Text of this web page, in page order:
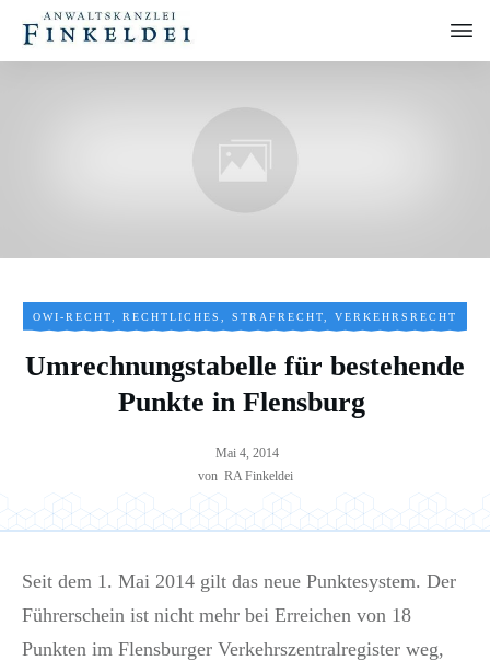
OWI-RECHT RECHTLICHES STRAFRECHT VERKEHRSRECHT
Umrechnungstabelle für bestehende
Punkte in Flensburg
Mai 4, 2014
von RA Finkeldei
Seit dem 1. Mai 2014 gilt das neue Punktesystem. Der
Führerschein ist nicht mehr bei Erreichen von 18
Punkten im Flensburger Verkehrszentralregister weg,